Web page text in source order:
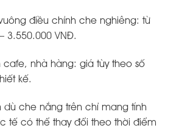
điều chỉnh che nghiêng: từ
3.550.000 VNĐ.
cafe, nhà hàng: giá tùy theo số
kế.
dù che nắng trên chỉ mang tính
tế có thể thay đổi theo thời điểm